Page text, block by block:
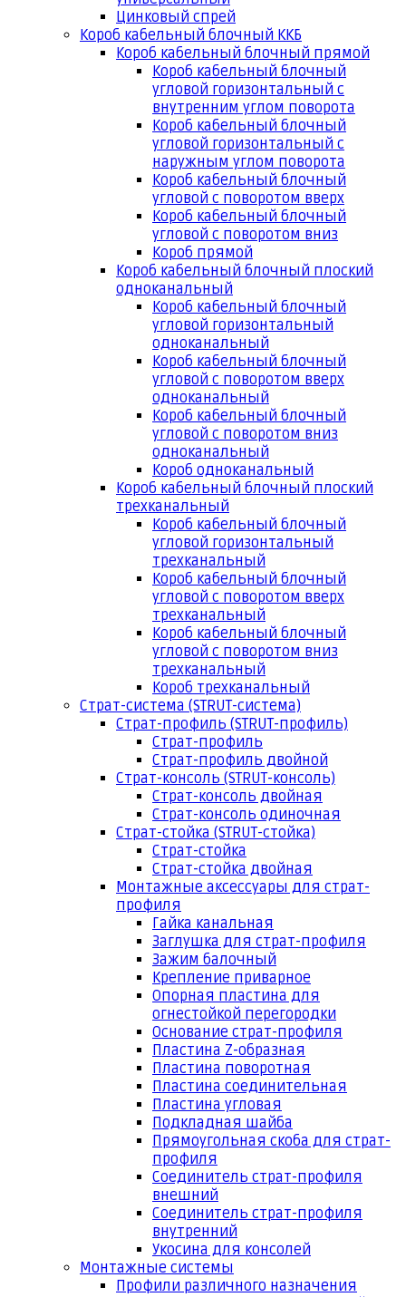
Цинковый спрей
Короб кабельный блочный ККБ
Короб кабельный блочный прямой
Короб кабельный блочный
угловой горизонтальный с
внутренним углом поворота
Короб кабельный блочный
угловой горизонтальный с
наружным углом поворота
Короб кабельный блочный
угловой с поворотом вверх
Короб кабельный блочный
угловой с поворотом вниз
Короб прямой
Короб кабельный блочный плоский
одноканальный
Короб кабельный блочный
угловой горизонтальный
одноканальный
Короб кабельный блочный
угловой с поворотом вверх
одноканальный
Короб кабельный блочный
угловой с поворотом вниз
одноканальный
Короб одноканальный
Короб кабельный блочный плоский
трехканальный
Короб кабельный блочный
угловой горизонтальный
трехканальный
Короб кабельный блочный
угловой с поворотом вверх
трехканальный
Короб кабельный блочный
угловой с поворотом вниз
трехканальный
Короб трехканальный
Страт-система (STRUT-система)
Страт-профиль (STRUT-профиль)
Страт-профиль
Страт-профиль двойной
Страт-консоль (STRUT-консоль)
Страт-консоль двойная
Страт-консоль одиночная
Страт-стойка (STRUT-стойка)
Страт-стойка
Страт-стойка двойная
Монтажные аксессуары для страт-
профиля
Гайка канальная
Заглушка для страт-профиля
Зажим балочный
Крепление приварное
Опорная пластина для
огнестойкой перегородки
Основание страт-профиля
Пластина Z-образная
Пластина поворотная
Пластина соединительная
Пластина угловая
Подкладная шайба
Прямоугольная скоба для страт-
профиля
Соединитель страт-профиля
внешний
Соединитель страт-профиля
внутренний
Укосина для консолей
Монтажные системы
Профили различного назначения